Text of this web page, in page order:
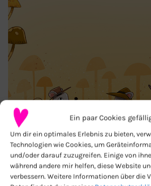
Ein paar Cookies
Um dir ein optimales Erlebnis zu bieten,
Technologien wie Cookies, um
und/oder darauf zuzugreifen. Einige von
während andere mir helfen, diese Website
verbessern. Weitere Informationen über die